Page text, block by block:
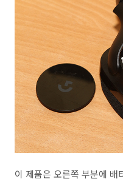
이 제품은 오른쪽 부분에 배